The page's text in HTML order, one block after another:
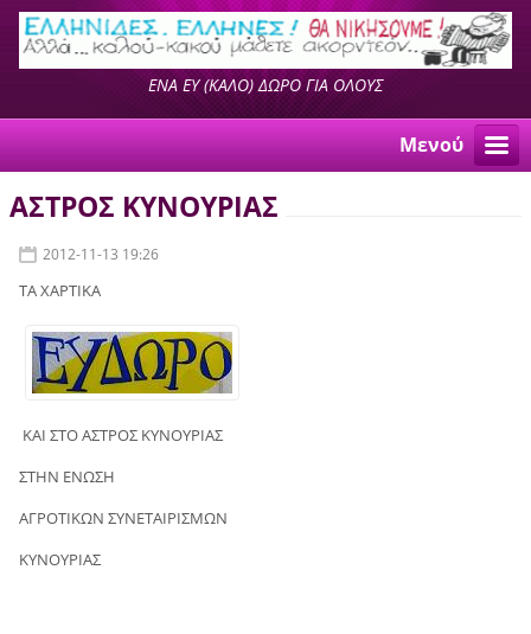
ΕΝΑ ΕΥ (ΚΑΛΟ) ΔΩΡΟ ΓΙΑ ΟΛΟΥΣ
Μενού
AΣΤΡΟΣ ΚΥΝΟΥΡΙΑΣ
2012-11-13 19:26
ΤΑ ΧΑΡΤΙΚΑ
ΚΑΙ ΣΤΟ ΑΣΤΡΟΣ ΚΥΝΟΥΡΙΑΣ
ΣΤΗΝ ΕΝΩΣΗ
ΑΓΡΟΤΙΚΩΝ ΣΥΝΕΤΑΙΡΙΣΜΩΝ
ΚΥΝΟΥΡΙΑΣ